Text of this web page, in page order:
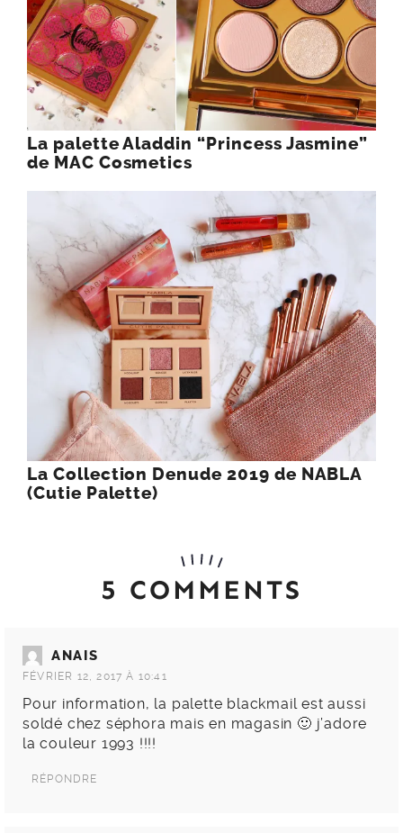
La palette Aladdin “Princess Jasmine”
de MAC Cosmetics
La Collection Denude 2019 de NABLA
(Cutie Palette)
5 COMMENTS
ANAIS
FÉVRIER 12, 2017 À 10:41
Pour information, la palette blackmail est aussi
soldé chez séphora mais en magasin 🙂 j’adore
la couleur 1993 !!!!
RÉPONDRE